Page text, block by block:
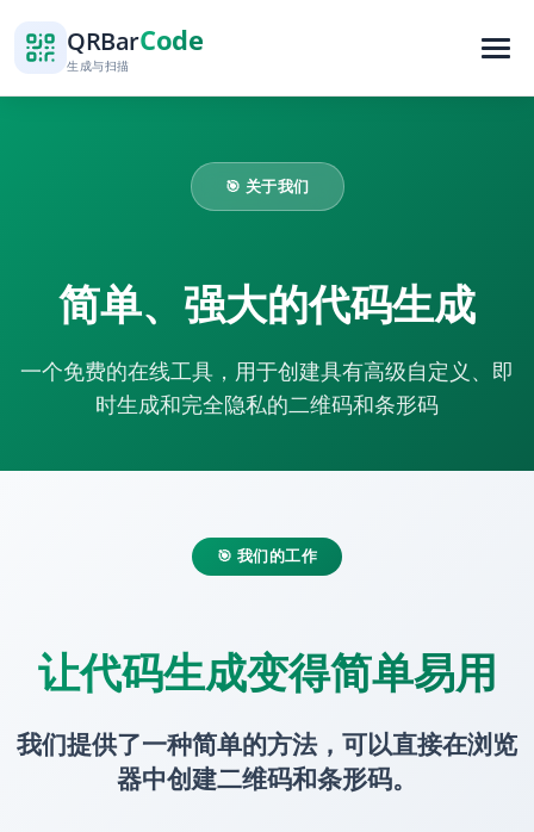
QRBarCode
生成与扫描
🎯 关于我们
简单、强大的代码生成
一个免费的在线工具，用于创建具有高级自定义、即
时生成和完全隐私的二维码和条形码
🎯 我们的工作
让代码生成变得简单易用
我们提供了一种简单的方法，可以直接在浏览
器中创建二维码和条形码。